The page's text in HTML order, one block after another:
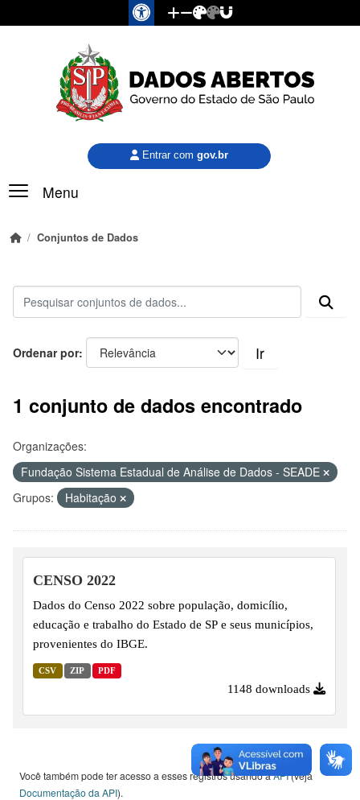
Pular para o conteúdo principal
Menu
Entrar com gov.br
Conjuntos de Dados
Ordenar por Ir
1 conjunto de dados encontrado
Organizações:
Fundação Sistema Estadual de Análise de Dados - SEADE
Grupos:
Habitação
CENSO 2022
Dados do Censo 2022 sobre população, domicílio,
educação e trabalho do Estado de SP e seus municípios,
provenientes do IBGE.
CSV ZIP PDF
1148 downloads
Você também pode ter acesso a esses registros usando aAPI(veja
Documentação da API).